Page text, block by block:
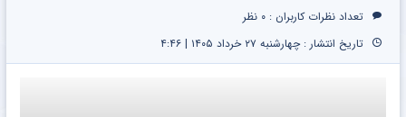
تعداد نظرات کاربران : ۰ نظر
تاریخ انتشار : چهارشنبه ۲۷ خرداد ۱۴۰۵ | ۴:۴۶